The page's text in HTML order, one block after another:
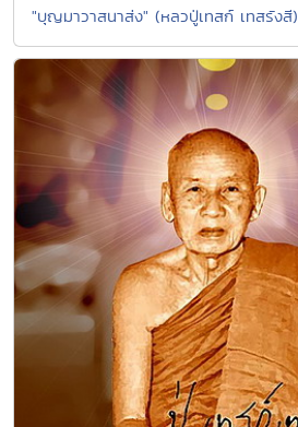
"บุญมาวาสนาส่ง" (หลวปู่เทสก์ เทสรังสี)